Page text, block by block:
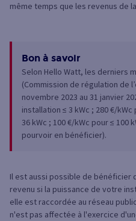
même temps que les revenus de
Bon à savoir
Selon Hello Watt, les derniers
(Commission de régulation de
novembre 2023 au 31 janvier
installation ≤ 3 kWc ; 280 €/
36 kWc ; 100 €/kWc pour ≤ 100
pourvoir en bénéficier).
Il est aussi possible de bénéficier
revenu si la puissance de votre
elle est raccordée au réseau
n'est pas affectée à l'exercice